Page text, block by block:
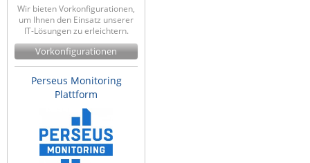
Wir bieten Vorkonfigurationen,
um Ihnen den Einsatz unserer
IT-Lösungen zu erleichtern.
Vorkonfigurationen
Perseus Monitoring
Plattform